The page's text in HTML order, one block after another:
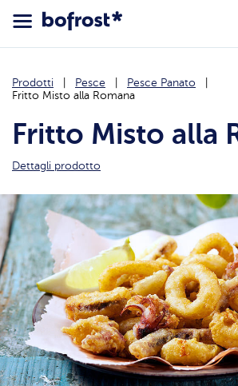
Prodotti Pesce
Pesce Panato
Fritto Misto alla Romana
Fritto Misto alla
Dettagli prodotto